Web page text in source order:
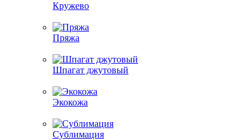
Кружево
Пряжа
Шпагат джутовый
Экокожа
Сублимация